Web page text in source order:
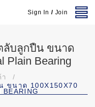
Sign In / Join
ลับลูกปืน ขนาด
Plain Bearing
/
ขนาด 100X150X70
BEARING